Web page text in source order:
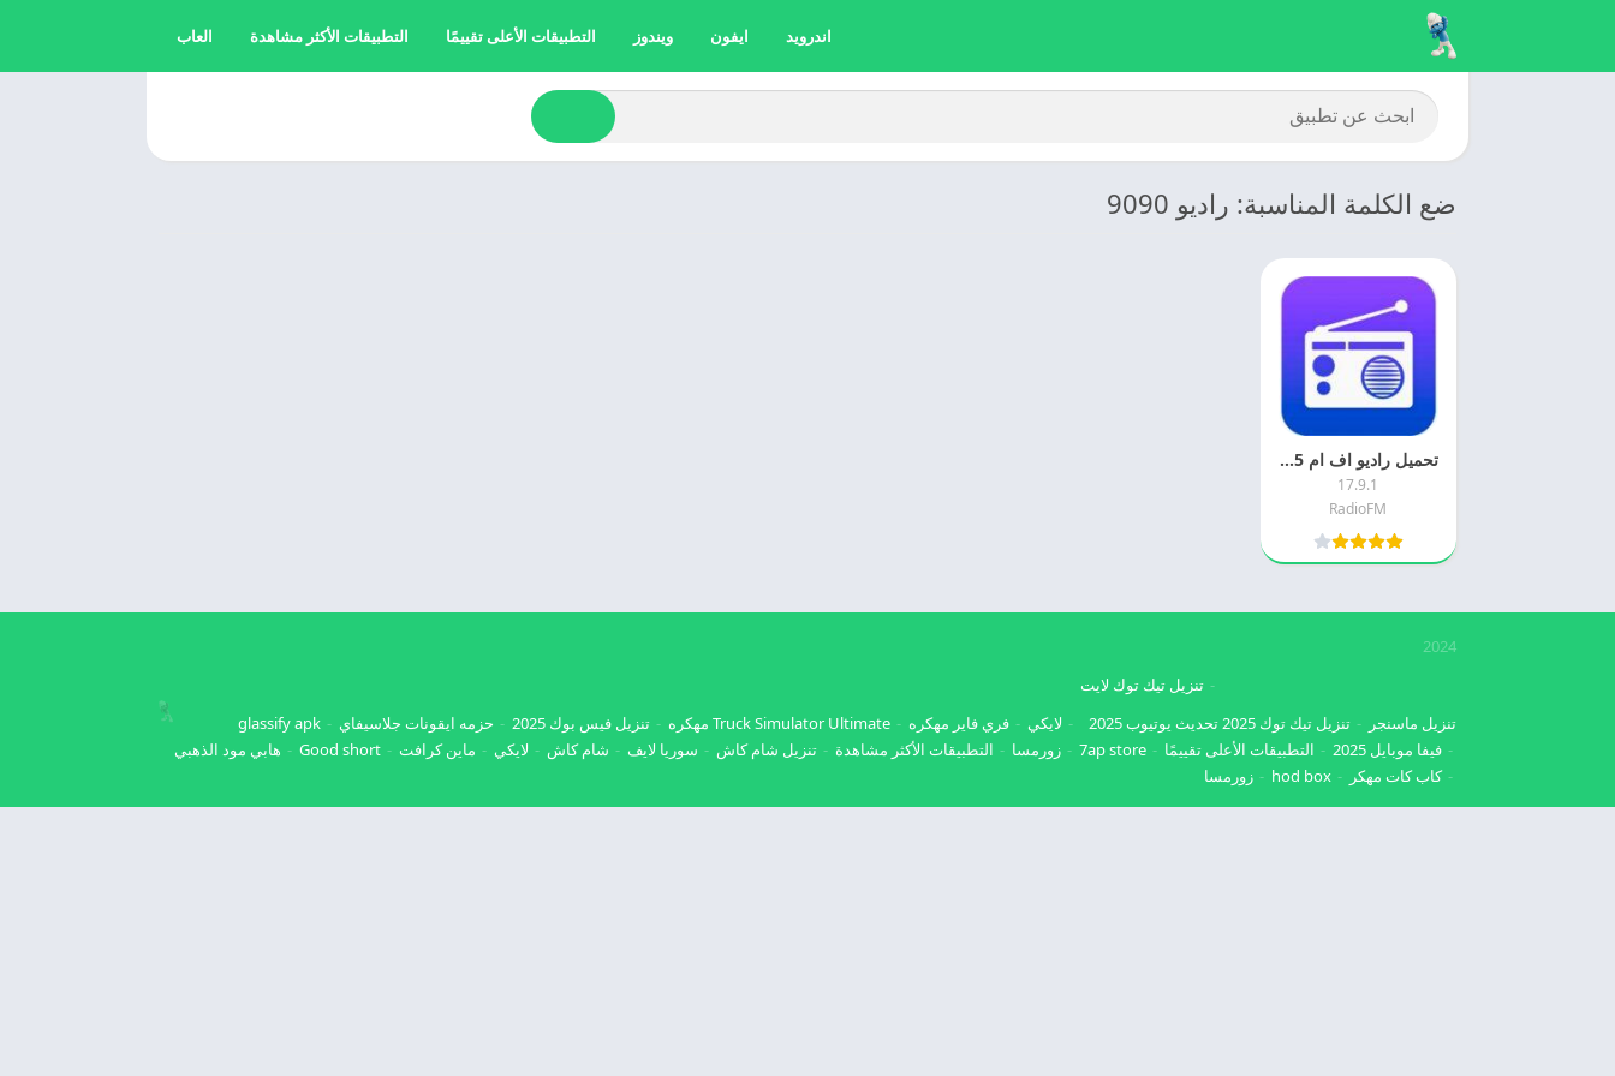
اندرويد ايفون ويندوز التطبيقات الأعلى تقييمًا التطبيقات الأكثر مشاهدة العاب
ضع الكلمة المناسبة: راديو 9090
تحميل راديو اف ام 2025 Radio FM اخر اصدار مجانا
17.9.1
RadioFM
2024
تنزيل ماسنجر تنزيل تيك توك 2025
تنزيل تيك توك لايت
تحديث يوتيوب 2025
لايكي فري فاير مهكره Truck Simulator Ultimate مهكره تنزيل فيس بوك 2025 حزمه ايقونات جلاسيفاي
glassify apk
فيفا موبايل 2025
التطبيقات الأعلى تقييمًا 7ap store زورمسا التطبيقات الأكثر مشاهدة تنزيل شام كاش سوريا لايف شام كاش لايكي ماين كرافت Good short
هابي مود الذهبي
كاب كات مهكر
hod box زورمسا